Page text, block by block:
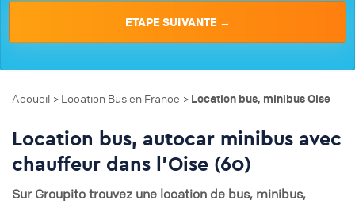
Accueil > Location Bus en France > Location bus, minibus Oise
Location bus, autocar minibus avec
chauffeur dans l'Oise (60)
Sur Groupito trouvez une location de bus, minibus,